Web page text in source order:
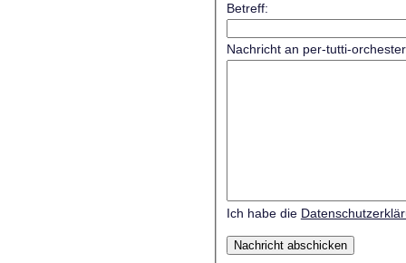
Betreff:
Nachricht an per-tutti-
Ich habe die